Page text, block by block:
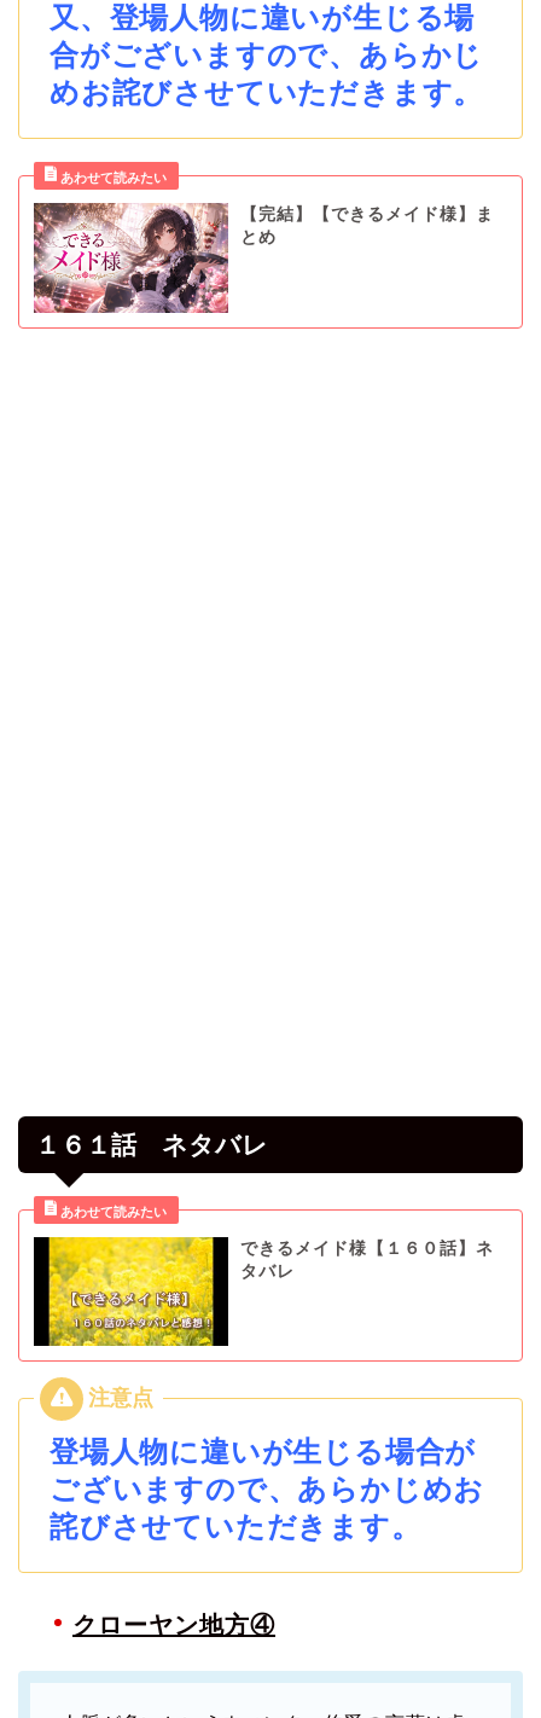
又、登場人物に違いが生じる場
合がございますので、あらかじ
めお詫びさせていただきます。
【完結】【できるメイド様】ま
とめ
１６１話 ネタバレ
できるメイド様【１６０話】ネ
タバレ
登場人物に違いが生じる場合が
ございますので、あらかじめお
詫びさせていただきます。
クローヤン地方④